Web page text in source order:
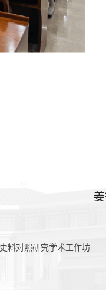
料对照研究学术工作坊